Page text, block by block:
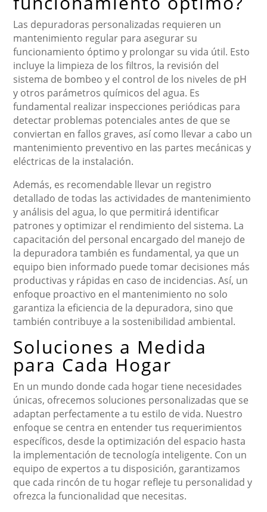
Las depuradoras personalizadas requieren un
mantenimiento regular para asegurar su
funcionamiento óptimo y prolongar su vida útil. Esto
incluye la limpieza de los filtros, la revisión del
sistema de bombeo y el control de los niveles de pH
y otros parámetros químicos del agua. Es
fundamental realizar inspecciones periódicas para
detectar problemas potenciales antes de que se
conviertan en fallos graves, así como llevar a cabo un
mantenimiento preventivo en las partes mecánicas y
eléctricas de la instalación.
Además, es recomendable llevar un registro
detallado de todas las actividades de mantenimiento
y análisis del agua, lo que permitirá identificar
patrones y optimizar el rendimiento del sistema. La
capacitación del personal encargado del manejo de
la depuradora también es fundamental, ya que un
equipo bien informado puede tomar decisiones más
productivas y rápidas en caso de incidencias. Así, un
enfoque proactivo en el mantenimiento no solo
garantiza la eficiencia de la depuradora, sino que
también contribuye a la sostenibilidad ambiental.
Soluciones a Medida
para Cada Hogar
En un mundo donde cada hogar tiene necesidades
únicas, ofrecemos soluciones personalizadas que se
adaptan perfectamente a tu estilo de vida. Nuestro
enfoque se centra en entender tus requerimientos
específicos, desde la optimización del espacio hasta
la implementación de tecnología inteligente. Con un
equipo de expertos a tu disposición, garantizamos
que cada rincón de tu hogar refleje tu personalidad y
ofrezca la funcionalidad que necesitas.